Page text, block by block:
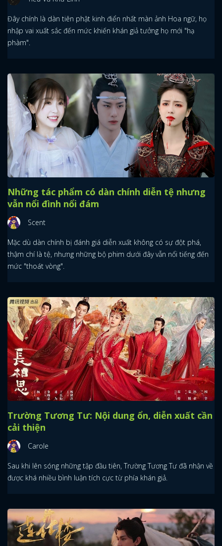
Đây chính là dàn tiên phật kinh điển nhất màn ảnh Hoa ngữ, họ
nhập vai xuất sắc đến mức khiến khán giả tưởng họ mới "hạ
phàm".
Những tác phẩm có dàn chính diễn tệ nhưng
vẫn nổi đình nổi đám
Scent
Mặc dù dàn chính bị đánh giá diễn xuất không có sự đột phá,
thậm chí là tệ, nhưng những bộ phim dưới đây vẫn nổi tiếng đến
mức "thoát vòng".
Trường Tương Tư: Nội dung ổn, diễn xuất cần
cải thiện
Carole
Sau khi lên sóng những tập đầu tiên, Trường Tương Tư đã nhận về
được khá nhiều bình luận tích cực từ phía khán giả.